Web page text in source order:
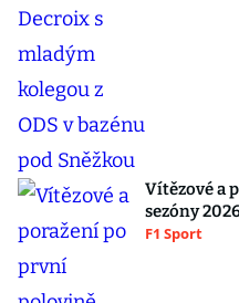
Vítězové a
sezóny
F1 Sport